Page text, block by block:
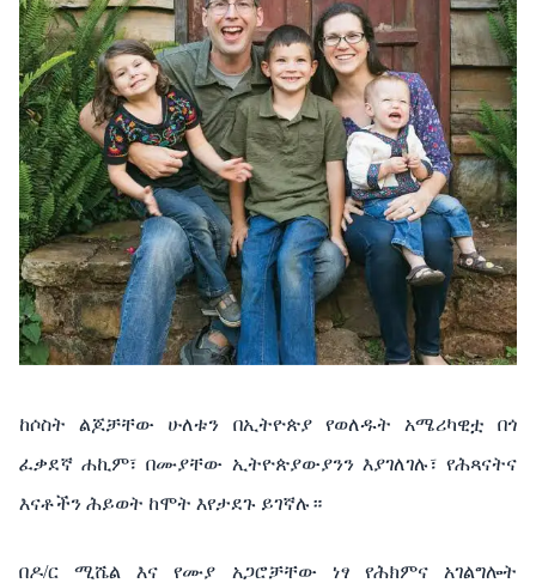
ከሶስት ልጆቻቸው ሁለቱን በኢትዮጵያ የወለዱት አሜሪካዊቷበጎ
ፈቃደኛ ሐኪም፣ በሙያቸው ኢትዮጵያውያንን እያገለገሉ፣የሕጻናትና
እናቶችን ሕይወት ከሞት እየታደጉ ይገኛሉ።
በዶ/ር ሚሼል እና የሙያ አጋሮቻቸው ነፃ የሕክምና
አገልግሎት